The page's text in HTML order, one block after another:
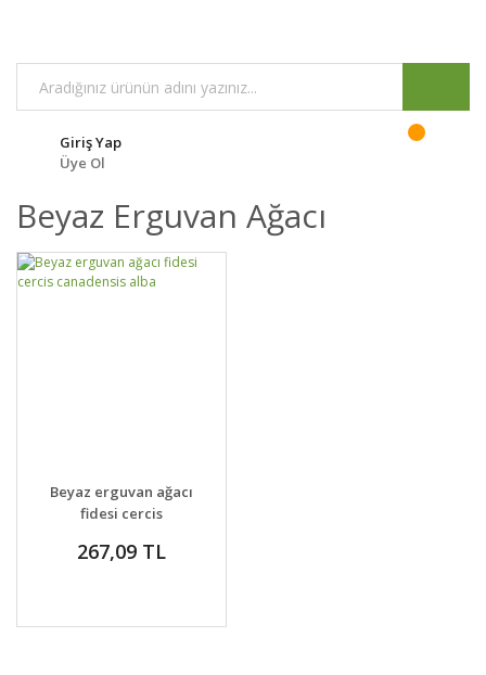
Giriş Yap
Üye Ol
Beyaz Erguvan Ağacı
DETAYLAR
VER
Beyaz erguvan ağacı
fidesi cercis
267,09 TL